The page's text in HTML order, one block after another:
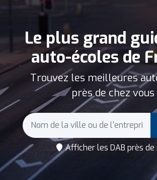
Le plus grand
auto-écoles de
Trouvez les meilleures
près de chez vous
Afficher les DAB près de